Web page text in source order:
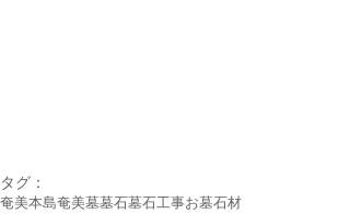
タグ：
奄美本島奄美墓墓石墓石工事お墓石材